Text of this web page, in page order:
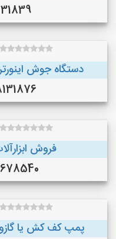
دستگاه جوش
فروش
پمپ کف کش یا